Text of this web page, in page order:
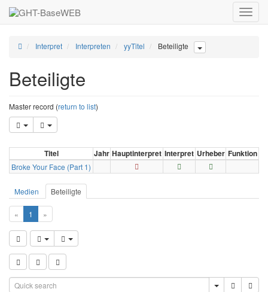
Toggle
Interpret Interpreten yyTitel Beteiligte
Beteiligte
Master record (return to list)
Titel Jahr Hauptinterpret Interpret Urheber Funktion
Broke Your Face (Part 1)
Medien Beteiligte
« 1 »